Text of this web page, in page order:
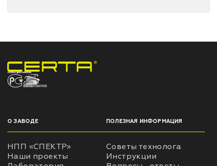
НПП «СПЕКТР» ЗАВОД ЛАКОКРАСОЧНЫХ МАТЕРИАЛОВ
О ЗАВОДЕ
НПП «СПЕКТР»
Наши проекты
ПОЛЕЗНАЯ ИНФОРМАЦИЯ
Советы технолога
Инструкции